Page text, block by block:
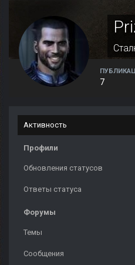
7
Активность
Профили
Обновления статусов
Ответы статуса
Форумы
Темы
Сообщения